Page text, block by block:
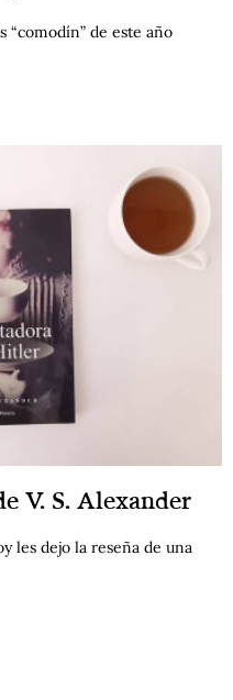
de este año
V. S. Alexander
les dejo la reseña de una